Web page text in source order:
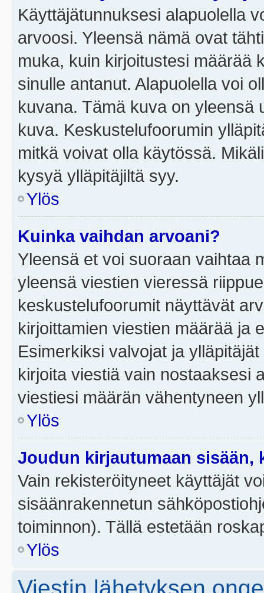
Käyttäjätunnuksesi alapuolella
arvoosi. Yleensä nämä ovat
muka, kuin kirjoitustesi määrää
sinulle antanut. Alapuolella voi
kuvana. Tämä kuva on yleensä
kuva. Keskustelufoorumin
mitkä voivat olla käytössä.
kysyä ylläpitäjiltä syy.
Ylös
Kuinka vaihdan arvoani?
Yleensä et voi suoraan vaihtaa
yleensä viestien vieressä
keskustelufoorumit näyttävät
kirjoittamien viestien määrää ja
Esimerkiksi valvojat ja
kirjoita viestiä vain nostaaksesi
viestiesi määrän vähentyneen
Ylös
Joudun kirjautumaan sisään,
Vain rekisteröityneet käyttäjät
sisäänrakennetun
toiminnon). Tällä estetään
Ylös